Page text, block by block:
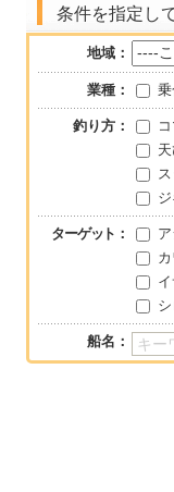
条件を指定し
地域：
業種：
釣り方：
ターゲット ：
船名：